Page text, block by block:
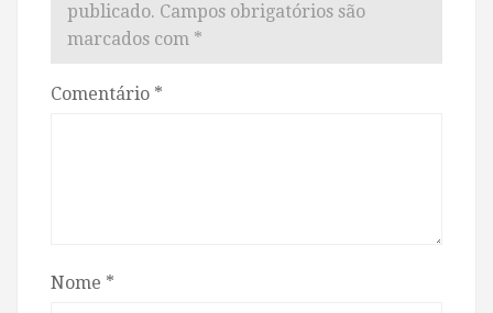
publicado. Campos obrigatórios são
marcados com *
Comentário *
Nome *